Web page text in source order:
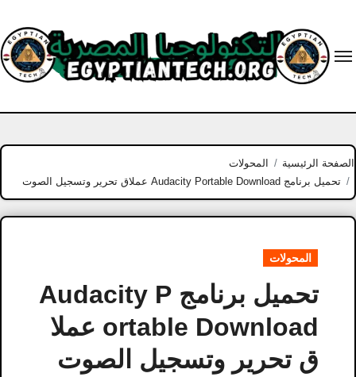
content
الصفحة الرئيسية
المحولات
تحميل برنامج Audacity Portable Download عملاق تحرير وتسجيل الصوت
المحولات
تحميل برنامج Audacity P
ortable Download عملا
ق تحرير وتسجيل الصوت